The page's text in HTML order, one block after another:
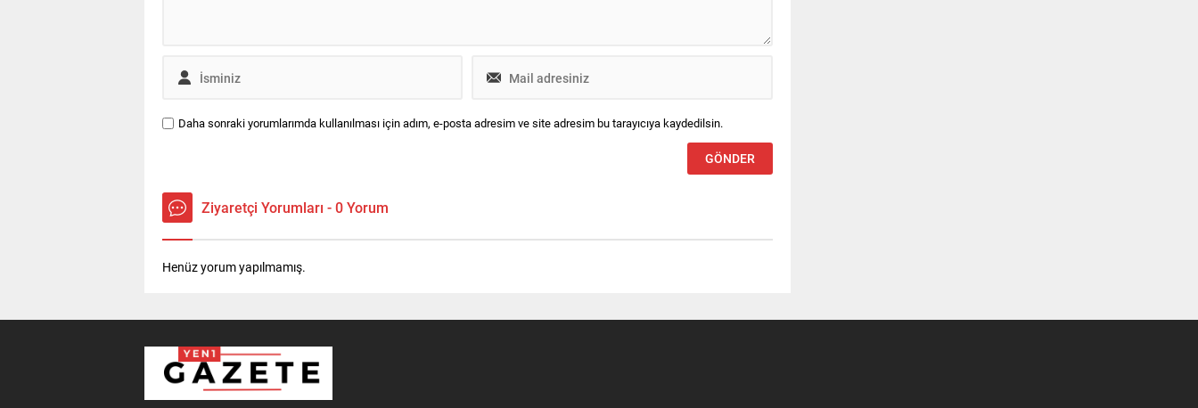
Daha sonraki yorumlarımda kullanılması için adım, e-posta adresim ve site adresim bu tarayıcıya kaydedilsin.
Ziyaretçi Yorumları - 0 Yorum
Henüz yorum yapılmamış.